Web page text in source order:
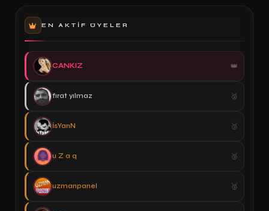
EN AKTIF ÜYELER
CANKIZ
fırat yılmaz
İsYanN
u Z a q
uzmanpanel